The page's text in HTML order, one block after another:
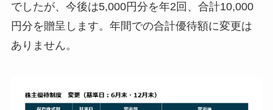
でしたが、今後は5,000円分を年2回、合計10,000
円分を贈呈します。年間での合計優待額に変更は
ありません。